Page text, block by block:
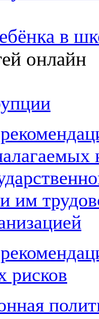
в
онлайн
им
рисков